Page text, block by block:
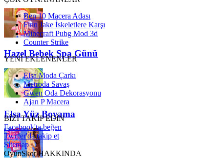
Hazel Bebek Spa Günü
Elsa Yüz Boyama
Ben 10 Macera Adası
Finn Jake İskeletlere Karşı
Minecraft Pubg Mod 3d
Counter Strike
YENİ EKLENENLER
Elsa Moda Çarkı
Metroda Savaş
Gwen Oda Dekorasyonu
Ajan P Macera
BİZİ TAKİP EDİN
Facebook'ta beğen
Twitter'da takip et
Sitemap
OyunSkor HAKKINDA